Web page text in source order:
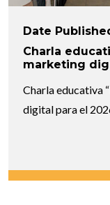
Date
Charla
marketing
Charla educativa
digital para el